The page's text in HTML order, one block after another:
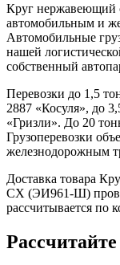
Круг нержавеющий
автомобильным и
Автомобильные
нашей
собственный
Перевозки до 1,5
2887 «Косуля», до
«Гризли». До 20
Грузоперевозки
железнодорожным
Доставка товара
СХ (ЭИ961-Ш)
рассчитывается по